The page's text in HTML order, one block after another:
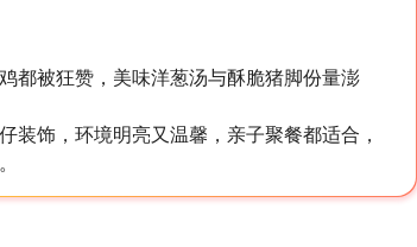
都被狂赞，美味洋葱汤与酥脆猪脚份量澎
装饰，环境明亮又温馨，亲子聚餐都适合，